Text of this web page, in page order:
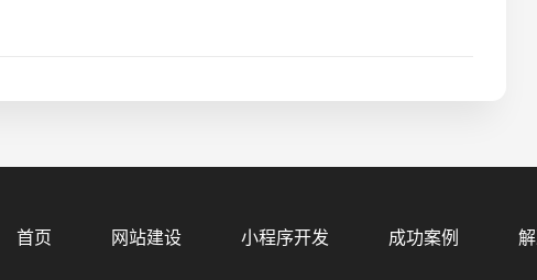
首页 网站建设 小程序开发 成功案例